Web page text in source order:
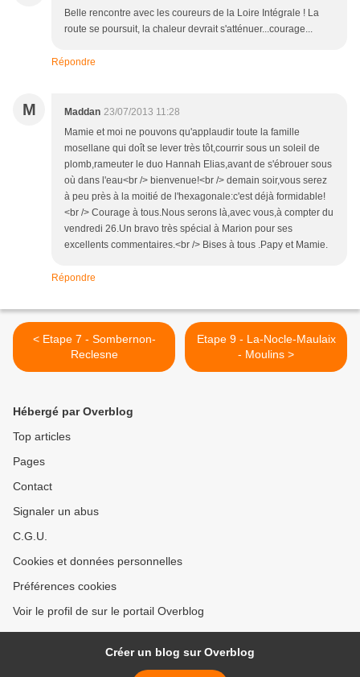
Belle rencontre avec les coureurs de la Loire Intégrale ! La
route se poursuit, la chaleur devrait s'atténuer...courage...
Répondre
M Maddan 23/07/2013 11:28
Mamie et moi ne pouvons qu'applaudir toute la famille
mosellane qui doît se lever très tôt,courrir sous un soleil de
plomb,rameuter le duo Hannah Elias,avant de s'ébrouer sous
où dans l'eau<br /> bienvenue!<br /> demain soir,vous serez
à peu près à la moitié de l'hexagonale:c'est déjà formidable!
<br /> Courage à tous.Nous serons là,avec vous,à compter du
vendredi 26.Un bravo très spécial à Marion pour ses
excellents commentaires.<br /> Bises à tous .Papy et Mamie.
Répondre
< Etape 7 - Sombernon-
Reclesne
Etape 9 - La-Nocle-Maulaix
- Moulins >
Hébergé par Overblog
Top articles
Pages
Contact
Signaler un abus
C.G.U.
Cookies et données personnelles
Préférences cookies
Voir le profil de sur le portail Overblog
Créer un blog sur Overblog